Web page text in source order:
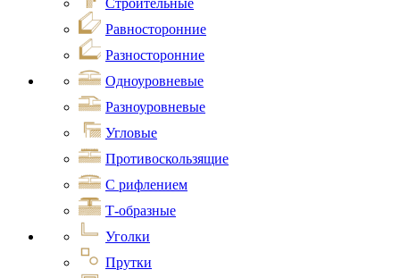
Строительные
Равносторонние
Разносторонние
Одноуровневые
Разноуровневые
Угловые
Противоскользящие
С рифлением
Т-образные
Уголки
Прутки